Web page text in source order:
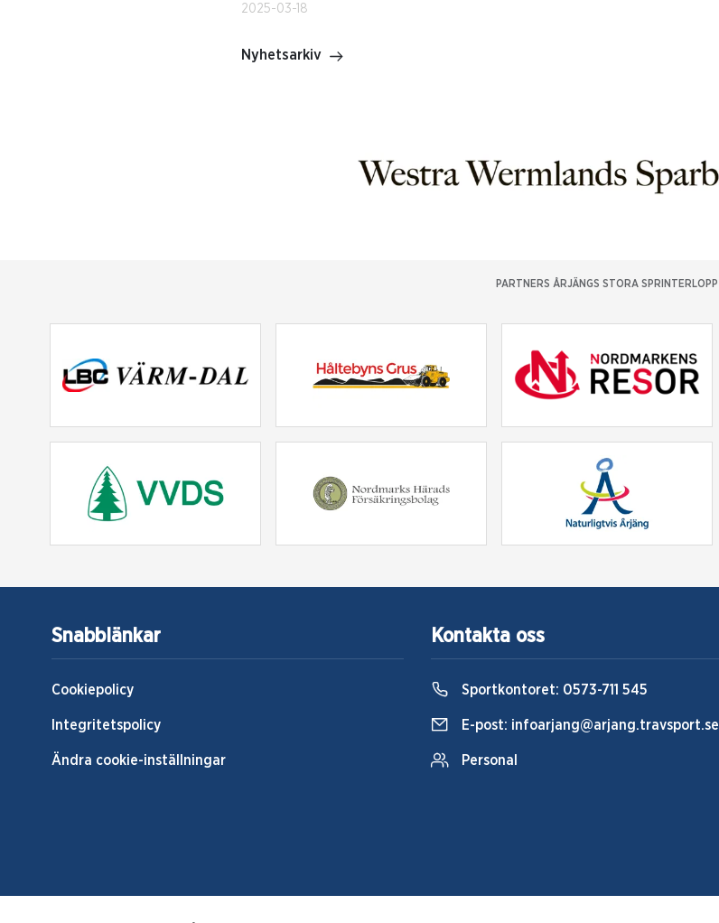
2025-03-18
Nyhetsarkiv
PARTNERS ÅRJÄNGS STORA SPRINTERLOPP
Snabblänkar
Cookiepolicy
Integritetspolicy
Ändra cookie-inställningar
Kontakta oss
Sportkontoret: 0573-711 545
E-post: infoarjang@arjang.travsport.se
Personal